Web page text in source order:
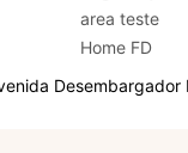
area teste
Home FD